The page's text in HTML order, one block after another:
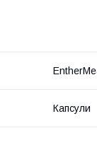
Капсули